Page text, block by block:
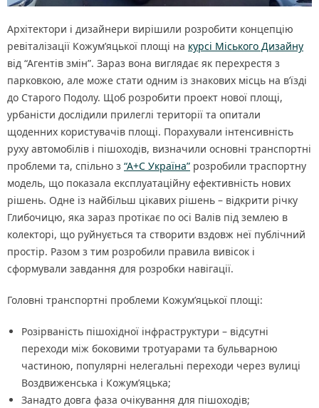
Архітектори і дизайнери вирішили розробити концепцію
ревіталізації Кожум’яцької площі на курсі Міського Дизайну
від “Агентів змін”. Зараз вона виглядає як перехрестя з
парковкою, але може стати одним із знакових місць на в’їзді
до Старого Подолу. Щоб розробити проект нової площі,
урбаністи дослідили прилеглі території та опитали
щоденних користувачів площі. Порахували інтенсивність
руху автомобілів і пішоходів, визначили основні транспортні
проблеми та, спільно з “А+С Україна” розробили траспортну
модель, що показала експлуатаційну ефективність нових
рішень. Одне із найбільш цікавих рішень – відкрити річку
Глибочицю, яка зараз протікає по осі Валів під землею в
колекторі, що руйнується та створити вздовж неї публічний
простір. Разом з тим розробили правила вивісок і
сформували завдання для розробки навігації.
Головні транспортні проблеми Кожум’яцької площі:
Розірваність пішохідної інфраструктури – відсутні
переходи між боковими тротуарами та бульварною
частиною, популярні нелегальні переходи через вулиці
Воздвиженська і Кожум’яцька;
Занадто довга фаза очікування для пішоходів;